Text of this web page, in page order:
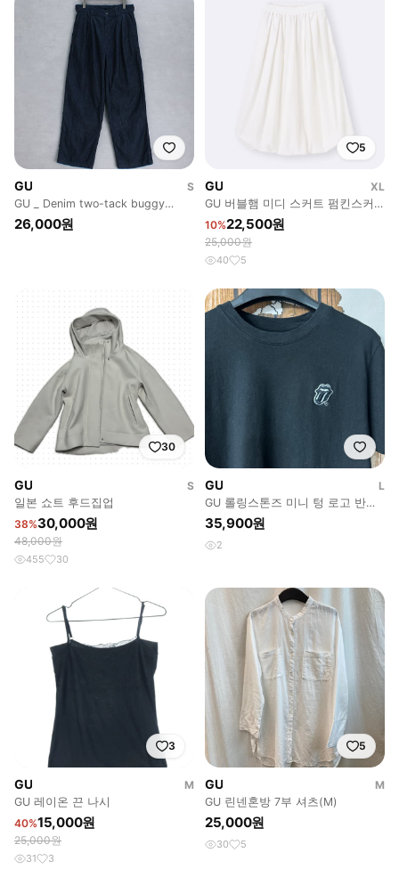
GU
S
GU _ Denim two-tack buggy
Pants
26,000원
5
GU
XL
GU 버블햄 미디 스커트 펌킨스커
트
10%22,500원
25,000원
40 5
30
GU
S
일본 쇼트 후드집업
38%30,000원
48,000원
455 30
GU
L
GU 롤링스톤즈 미니 텅 로고 반팔
티셔츠 블랙 L
35,900원
2
3
GU
M
GU 레이온 끈 나시
40%15,000원
25,000원
31 3
5
GU
M
GU 린넨혼방 7부 셔츠(M)
25,000원
30 5